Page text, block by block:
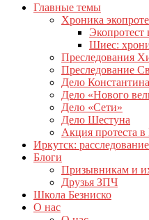
Главные темы
Хроника
Экопротест
Шиес:
Преследования
Преследование
Дело
Дело «Нового
Дело «Сети»
Дело Шестуна
Акция протеста
Иркутск: расследование
Блоги
Призывникам и
Друзья ЗПЧ
Школа Безниско
О нас